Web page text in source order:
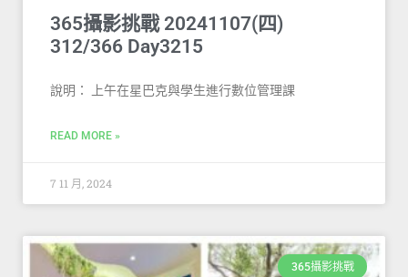
365攝影挑戰 20241107(四)
312/366 Day3215
說明： 上午在星巴克與學生進行數位管理課
READ MORE »
7 11 月, 2024
365攝影挑戰